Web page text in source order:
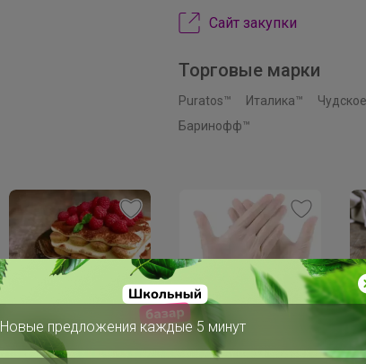
Сайт закупки
Торговые марки
Puratos™ Италика™
Баринофф™
Бисквитные палочки
САВОЯРДИ 500гр
Скидка
179р
Новые предложения каждые 5 минут